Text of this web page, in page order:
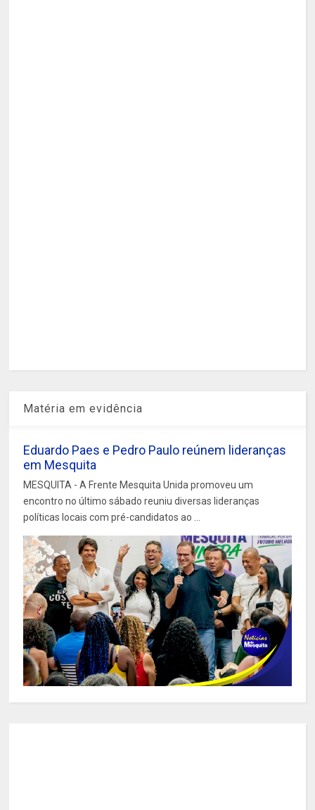
Matéria em evidência
Eduardo Paes e Pedro Paulo reúnem lideranças
em Mesquita
MESQUITA - A Frente Mesquita Unida promoveu um
encontro no último sábado reuniu diversas lideranças
políticas locais com pré-candidatos ao ...